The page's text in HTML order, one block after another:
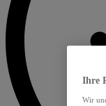
Ihre
Wir